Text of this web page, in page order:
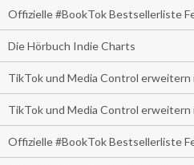
Offizielle #BookTok Bestsellerliste
Die Hörbuch Indie Charts
TikTok und Media Control erweitern
TikTok und Media Control erweitern
Offizielle #BookTok Bestsellerliste